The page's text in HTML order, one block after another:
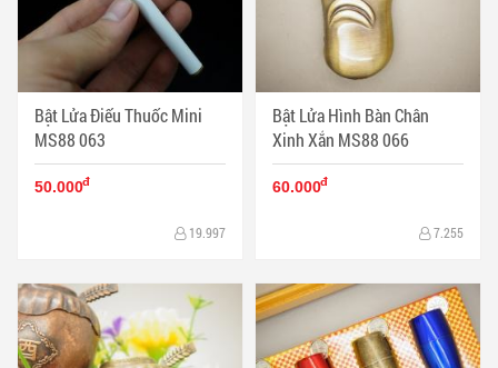
Bật Lửa Điếu Thuốc Mini
MS88 063
50.000đ
19.997
Bật Lửa Hình Bàn Chân
Xinh Xắn MS88 066
60.000đ
7.255